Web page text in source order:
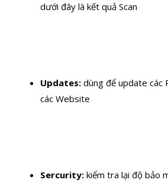
dưới đây là kết quả Scan
Updates: dùng để update các
các Website
Sercurity: kiểm tra lại độ bảo